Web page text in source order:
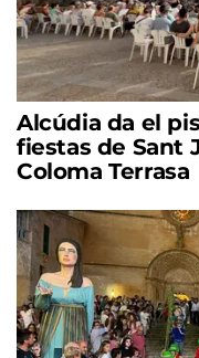
Alcúdia da el
fiestas de Sant
Coloma Terrasa